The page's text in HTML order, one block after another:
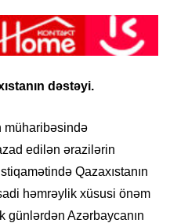
dəstəyi.
müharibəsində
edilən ərazilərin
Qazaxıstanın
həmrəylik xüsusi önəm
günlərdən Azərbaycanın